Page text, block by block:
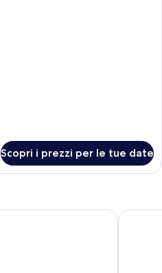
Scopri i prezzi per le tue date
B&B